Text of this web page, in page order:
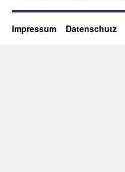
Impressum Datenschutz